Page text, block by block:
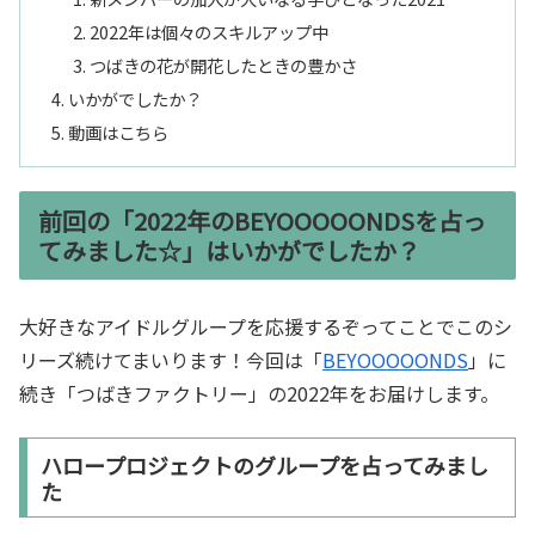
2022年は個々のスキルアップ中
つばきの花が開花したときの豊かさ
いかがでしたか？
動画はこちら
前回の「2022年のBEYOOOOONDSを占っ
てみました☆」はいかがでしたか？
大好きなアイドルグループを応援するぞってことでこのシ
リーズ続けてまいります！今回は「BEYOOOOONDS」に
続き「つばきファクトリー」の2022年をお届けします。
ハロープロジェクトのグループを占ってみまし
た